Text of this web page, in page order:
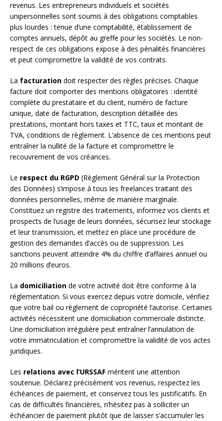
revenus. Les entrepreneurs individuels et sociétés
unipersonnelles sont soumis à des obligations comptables
plus lourdes : tenue d’une comptabilité, établissement de
comptes annuels, dépôt au greffe pour les sociétés. Le non-
respect de ces obligations expose à des pénalités financières
et peut compromettre la validité de vos contrats.
La facturation doit respecter des règles précises. Chaque
facture doit comporter des mentions obligatoires : identité
complète du prestataire et du client, numéro de facture
unique, date de facturation, description détaillée des
prestations, montant hors taxes et TTC, taux et montant de
TVA, conditions de règlement. L’absence de ces mentions peut
entraîner la nullité de la facture et compromettre le
recouvrement de vos créances.
Le respect du RGPD (Règlement Général sur la Protection
des Données) s’impose à tous les freelances traitant des
données personnelles, même de manière marginale.
Constituez un registre des traitements, informez vos clients et
prospects de l’usage de leurs données, sécurisez leur stockage
et leur transmission, et mettez en place une procédure de
gestion des demandes d’accès ou de suppression. Les
sanctions peuvent atteindre 4% du chiffre d’affaires annuel ou
20 millions d’euros.
La domiciliation de votre activité doit être conforme à la
réglementation. Si vous exercez depuis votre domicile, vérifiez
que votre bail ou règlement de copropriété l’autorise. Certaines
activités nécessitent une domiciliation commerciale distincte.
Une domiciliation irrégulière peut entraîner l’annulation de
votre immatriculation et compromettre la validité de vos actes
juridiques.
Les relations avec l’URSSAF méritent une attention
soutenue. Déclarez précisément vos revenus, respectez les
échéances de paiement, et conservez tous les justificatifs. En
cas de difficultés financières, n’hésitez pas à solliciter un
échéancier de paiement plutôt que de laisser s’accumuler les